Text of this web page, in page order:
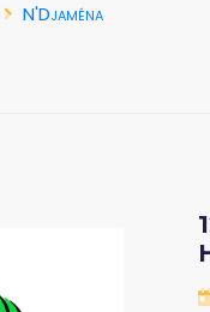
N'Djaména